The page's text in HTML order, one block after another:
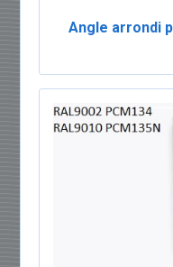
Angle arrondi